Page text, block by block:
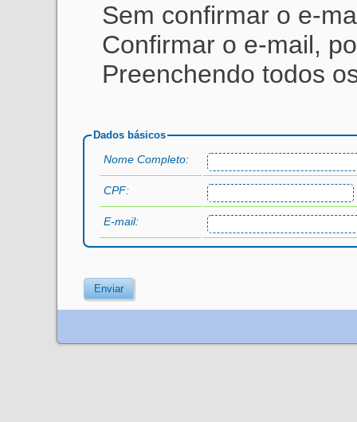
Sem confirmar o e-
Confirmar o e-mail,
Preenchendo todos
Dados básicos
Nome Completo:
CPF:
E-mail: